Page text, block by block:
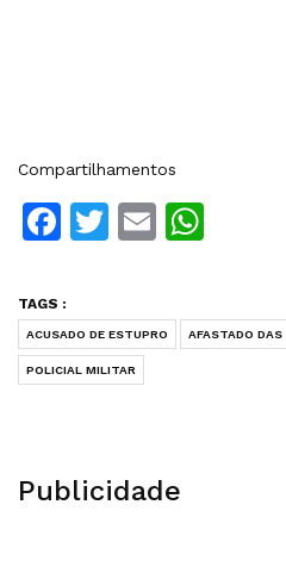
Compartilhamentos
Facebook
Twitter
Email
TAGS :
ACUSADO DE ESTUPRO AFASTADO DAS
POLICIAL MILITAR
Publicidade